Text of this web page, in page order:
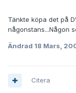
Tänkte köpa det på
någonstans...Någon
Ändrad 18 Mars,
Citera